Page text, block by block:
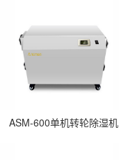
ASM-600单机转轮除湿机